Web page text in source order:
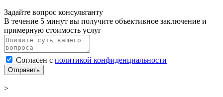
Задайте вопрос консультанту
В течение 5 минут вы получите объективное заключение и
примерную стоимость услуг
Согласен с политикой конфиденциальности
Отправить
>